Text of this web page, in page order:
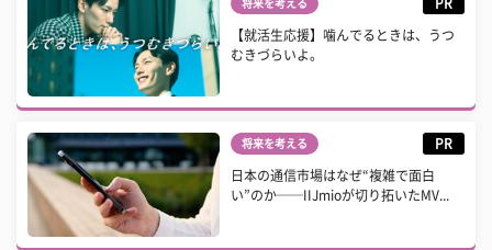
将来を考える PR
【就活生応援】噛んでるときは、うつ
むきづらいよ。
将来を考える PR
日本の通信市場はなぜ“複雑で面白
い”のか──IIJmioが切り拓いたMV...